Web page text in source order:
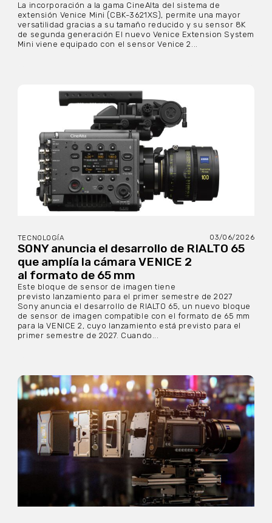
La incorporación a la gama CineAlta del sistema de
extensión Venice Mini (CBK-3621XS), permite una mayor
versatilidad gracias a su tamaño reducido y su sensor 8K
de segunda generación El nuevo Venice Extension System
Mini viene equipado con el sensor Venice 2...
TECNOLOGÍA 03/06/2026
SONY anuncia el desarrollo de RIALTO 65
que amplía la cámara VENICE 2
al formato de 65 mm
Este bloque de sensor de imagen tiene
previsto lanzamiento para el primer semestre de 2027
Sony anuncia el desarrollo de RIALTO 65, un nuevo bloque
de sensor de imagen compatible con el formato de 65 mm
para la VENICE 2, cuyo lanzamiento está previsto para el
primer semestre de 2027. Cuando...